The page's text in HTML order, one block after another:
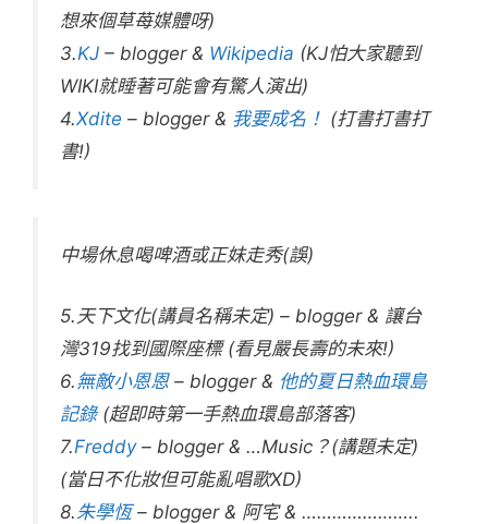
想來個草苺媒體呀)
3.KJ – blogger & Wikipedia (KJ怕大家聽到
WIKI就睡著可能會有驚人演出)
4.Xdite – blogger & 我要成名！ (打書打書打
書!)
中場休息喝啤酒或正妹走秀(誤)
5.天下文化(講員名稱未定) – blogger & 讓台
灣319找到國際座標 (看見嚴長壽的未來!)
6.無敵小恩恩– blogger & 他的夏日熱血環島
記錄(超即時第一手熱血環島部落客)
7.Freddy– blogger & …Music？(講題未定)
(當日不化妝但可能亂唱歌XD)
8. 朱學恆– blogger & 阿宅 & …………………..